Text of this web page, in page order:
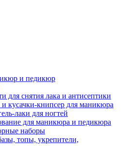
и педикюр
для снятия лака и антисептики
и кусачки-книпсер для маникюра
лаки для ногтей
для маникюра и педикюра
наборы
топы, укрепители,